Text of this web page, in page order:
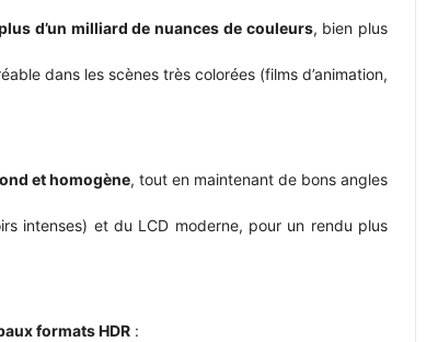
d’un milliard de nuances de couleurs, bien plus
dans les scènes très colorées (films d’animation,
et homogène, tout en maintenant de bons angles
intenses) et du LCD moderne, pour un rendu plus
formats HDR :